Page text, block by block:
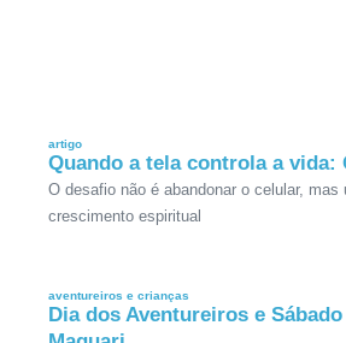
artigo
Quando a tela controla a
O desafio não é abandonar o celular,
crescimento espiritual
aventureiros e crianças
Dia dos Aventureiros e